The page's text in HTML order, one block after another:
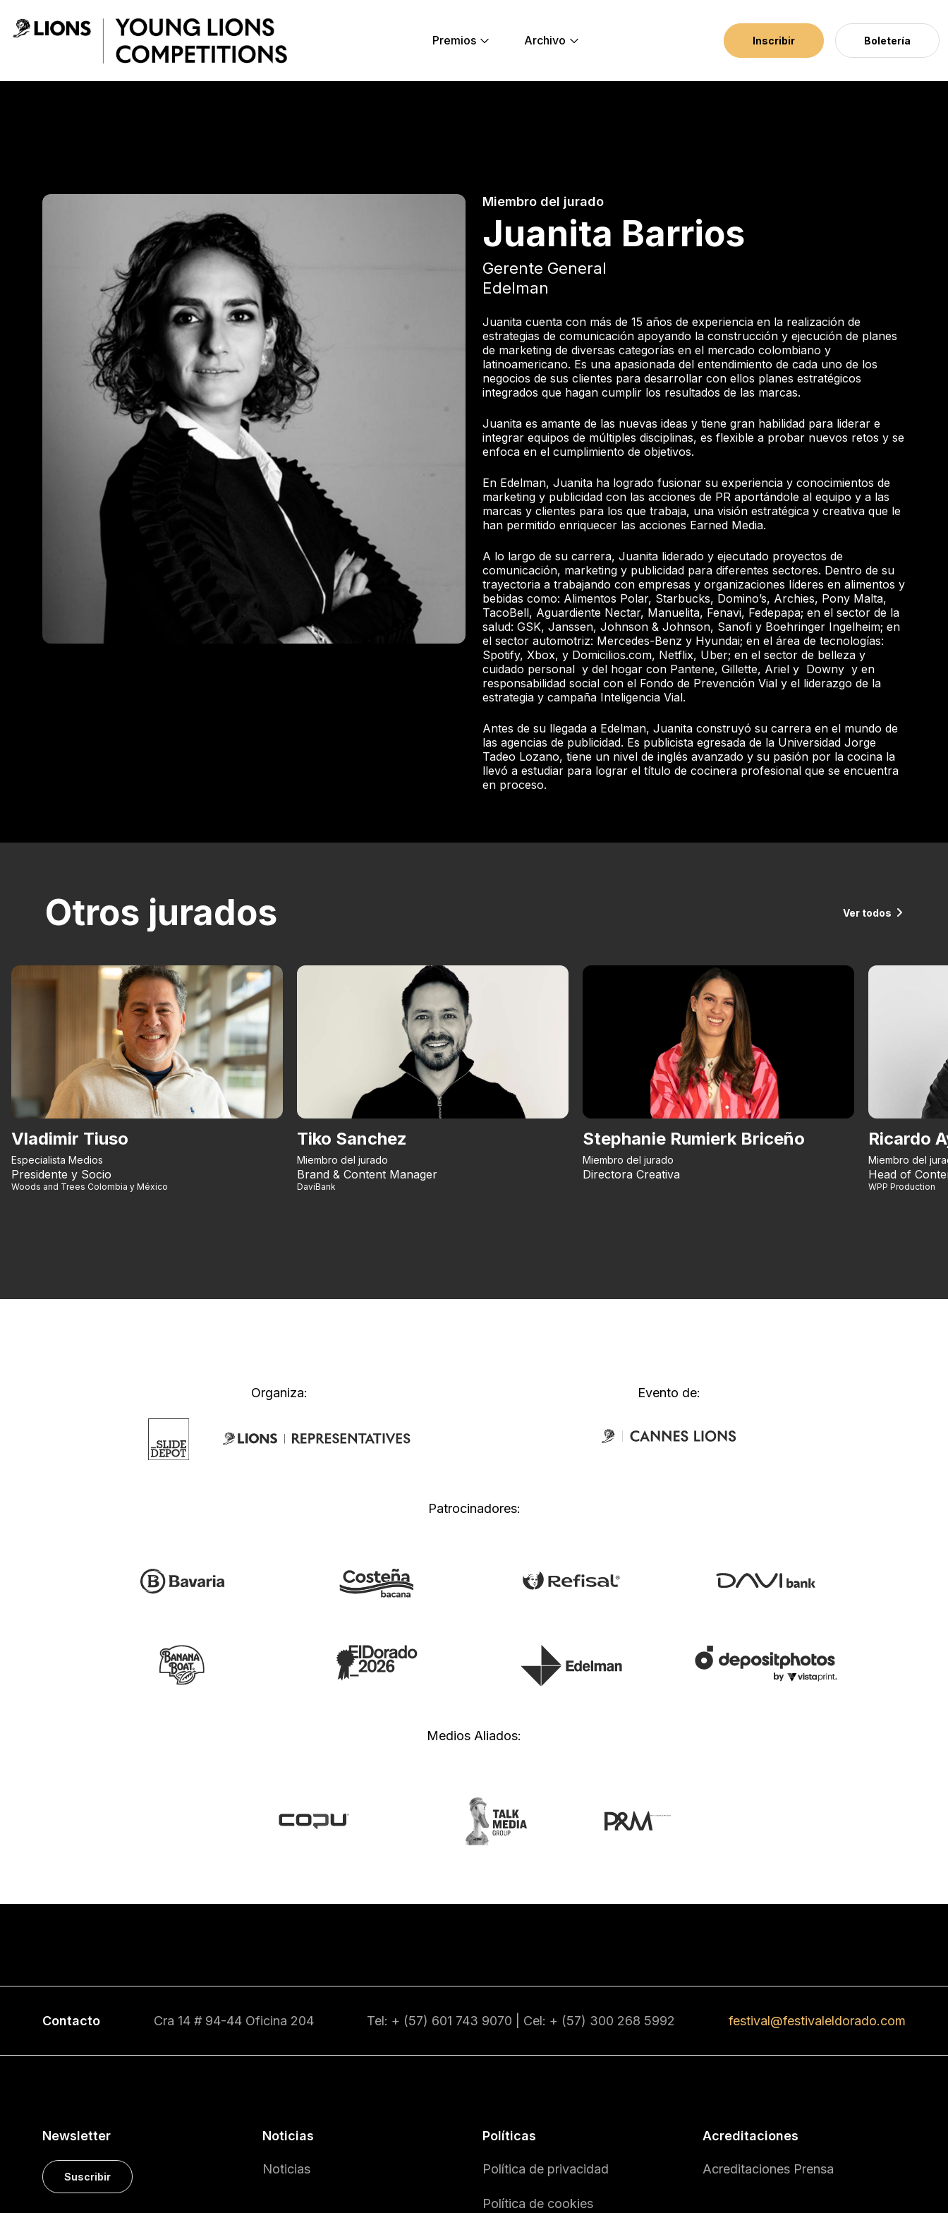
Premios
Archivo Inscribir Boletería
Miembro del jurado
Juanita Barrios
Gerente General
Edelman
Juanita cuenta con más de 15 años de experiencia en la realización de
estrategias de comunicación apoyando la construcción y ejecución de planes
de marketing de diversas categorías en el mercado colombiano y
latinoamericano. Es una apasionada del entendimiento de cada uno de los
negocios de sus clientes para desarrollar con ellos planes estratégicos
integrados que hagan cumplir los resultados de las marcas.
Juanita es amante de las nuevas ideas y tiene gran habilidad para liderar e
integrar equipos de múltiples disciplinas, es flexible a probar nuevos retos y se
enfoca en el cumplimiento de objetivos.
En Edelman, Juanita ha logrado fusionar su experiencia y conocimientos de
marketing y publicidad con las acciones de PR aportándole al equipo y a las
marcas y clientes para los que trabaja, una visión estratégica y creativa que le
han permitido enriquecer las acciones Earned Media.
A lo largo de su carrera, Juanita liderado y ejecutado proyectos de
comunicación, marketing y publicidad para diferentes sectores. Dentro de su
trayectoria a trabajando con empresas y organizaciones líderes en alimentos y
bebidas como: Alimentos Polar, Starbucks, Domino’s, Archies, Pony Malta,
TacoBell, Aguardiente Nectar, Manuelita, Fenavi, Fedepapa; en el sector de la
salud: GSK, Janssen, Johnson & Johnson, Sanofi y Boehringer Ingelheim; en
el sector automotriz: Mercedes-Benz y Hyundai; en el área de tecnologías:
Spotify, Xbox, y Domicilios.com, Netflix, Uber; en el sector de belleza y
cuidado personal y del hogar con Pantene, Gillette, Ariel y Downy y en
responsabilidad social con el Fondo de Prevención Vial y el liderazgo de la
estrategia y campaña Inteligencia Vial.
Antes de su llegada a Edelman, Juanita construyó su carrera en el mundo de
las agencias de publicidad. Es publicista egresada de la Universidad Jorge
Tadeo Lozano, tiene un nivel de inglés avanzado y su pasión por la cocina la
llevó a estudiar para lograr el título de cocinera profesional que se encuentra
en proceso.
Otros jurados Ver todos
Vladimir Tiuso
Especialista Medios
Presidente y Socio
Woods and Trees Colombia y México
Tiko Sanchez
Miembro del jurado
Brand & Content Manager
DaviBank
Stephanie Rumierk Briceño
Miembro del jurado
Directora Creativa
Ricardo
Miembro del
Head of
WPP Production
Organiza: Evento de:
Patrocinadores:
Medios Aliados:
Contacto Cra 14 # 94-44 Oficina 204 Tel: + (57) 601 743 9070 | Cel: + (57) 300 268 5992 festival@festivaleldorado.com
Newsletter
Suscribir
Noticias
Noticias
Políticas
Política de privacidad
Política de cookies
Acreditaciones
Acreditaciones Prensa